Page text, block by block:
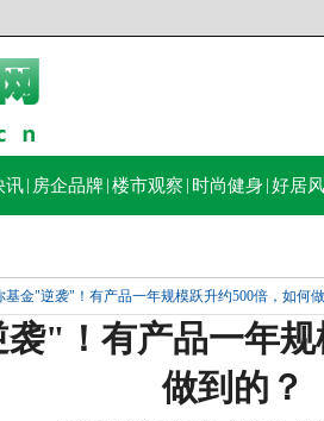
讯 房企品牌 楼市观察 时尚健身 好居
基金"逆袭"！有产品一年规模跃升约500倍，如何
"！有产品一年规
做到的？